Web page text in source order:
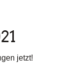
jetzt!